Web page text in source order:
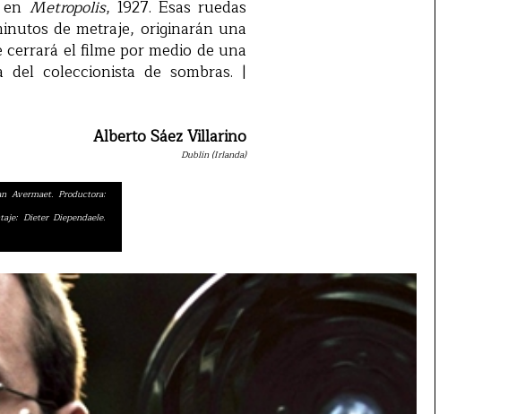
Metropolis, 1927. Esas ruedas
de metraje, originarán una
el filme por medio de una
coleccionista de sombras. |
Alberto Sáez Villarino
Dublín (Irlanda)
Avermaet. Productora:
Dieter Diependaele.